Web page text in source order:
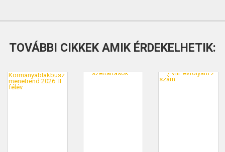
TOVÁBBI CIKKEK AMIK ÉRDEKELHETIK: